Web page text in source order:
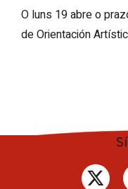
O luns 19 abre o
de Orientación